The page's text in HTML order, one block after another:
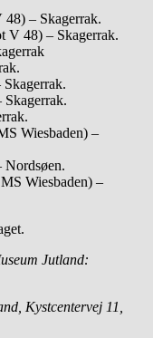
– Skagerrak.
V 48) – Skagerrak.
Skagerrak.
Wiesbaden) –
Nordsøen.
Wiesbaden) –
Jutland:
Kystcentervej 11,